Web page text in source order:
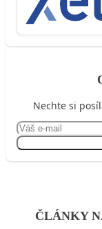
Nechte si
ČLÁNKY